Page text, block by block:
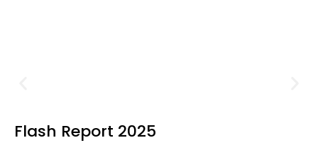
Flash Report 2025